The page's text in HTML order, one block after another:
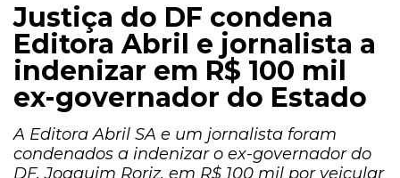
Justiça do DF condena
Editora Abril e jornalista a
indenizar em R$ 100 mil
ex-governador do Estado
A Editora Abril SA e um jornalista foram
condenados a indenizar o ex-governador do
DF, Joaquim Roriz, em R$ 100 mil por veicular